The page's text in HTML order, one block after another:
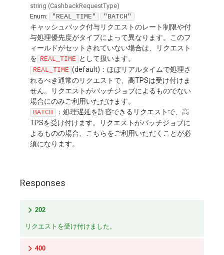
string (CashbackRequestType)
Enum: "REAL_TIME" "BATCH"
キャッシュバック付与リクエストのレート制限や付
与処理優先度がタイプによって異なります。このフ
ィールドがセットされていない場合は、リクエスト
を REAL_TIME として扱います。
REAL_TIME (default)：ほぼリアルタイムで処理さ
れるべき通常のリクエストで、高TPSは受け付けま
せん。リクエストがバッチジョブによるものでない
場合にのみご利用いただけます。
BATCH
：処理遅延を許容できるリクエストで、高
TPSを受け付けます。リクエストがバッチジョブに
よるものの場合、こちらをご利用いただくことが必
須になります。
Responses
202
リクエストを受け付けました。
400